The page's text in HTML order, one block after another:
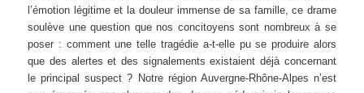
l’émotion légitime et la douleur immense de sa famille, ce drame
soulève une question que nos concitoyens sont nombreux à se
poser : comment une telle tragédie a-t-elle pu se produire alors
que des alertes et des signalements existaient déjà concernant
le principal suspect ? Notre région Auvergne-Rhône-Alpes n’est